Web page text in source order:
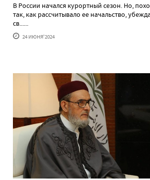
В России начался курортный сезон. Но,
так, как рассчитывало ее начальство,
св......
24 ИЮНЯ'2024